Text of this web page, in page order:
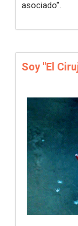
asociado".
Soy "El